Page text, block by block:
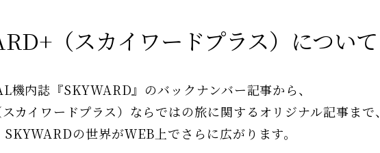
（スカイワードプラス） について
機内誌『SKYWARD』のバックナンバー記事から、
カイワードプラス） ならではの旅に関する オリジナル記事まで、
SKYWARDの世界がＷEB上でさらに広がります。